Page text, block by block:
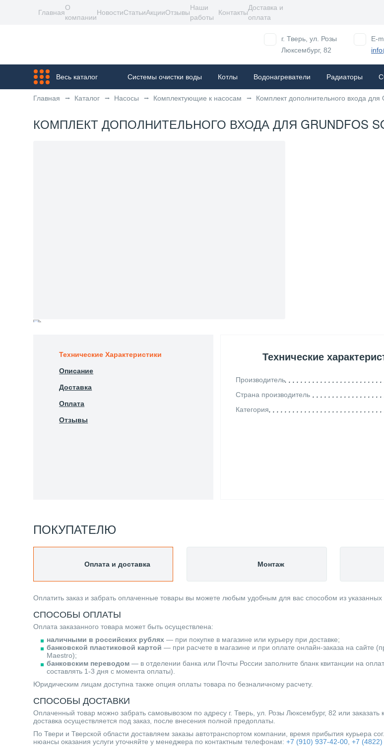
Главная
О
компании
НовостиСтатьиАкцииОтзывы
Наши
работы
Контакты
Доставка и
оплата
г. Тверь, ул. Розы
Люксембург, 82
E-
Весь каталог Системы очистки воды Котлы Водонагреватели Радиаторы
Главная Каталог Насосы Комплектующие к насосам Комплект дополнительного входа
КОМПЛЕКТ ДОПОЛНИТЕЛЬНОГО ВХОДА ДЛЯ GRUNDFOS
Технические Характеристики Технические
Производитель
Страна производитель
Категория
Описание
Доставка
Оплата
Отзывы
ПОКУПАТЕЛЮ
Оплата и доставка
Оплатить заказ и забрать оплаченные товары вы можете любым удобным для вас способом из указанных
СПОСОБЫ ОПЛАТЫ
Оплата заказанного товара может быть осуществлена:
наличными в российских рублях — при покупке в магазине или курьеру при доставке;
банковской пластиковой картой — при расчете в магазине и при оплате онлайн-заказа на сайте
Maestro);
банковским переводом — в отделении банка или Почты России заполните бланк квитанции на
составлять 1-3 дня с момента оплаты).
Юридическим лицам доступна также опция оплаты товара по безналичному расчету.
СПОСОБЫ ДОСТАВКИ
Оплаченный товар можно забрать самовывозом по адресу г. Тверь, ул. Розы Люксембург, 82 или
доставка осуществляется под заказ, после внесения полной предоплаты.
По Твери и Тверской области доставляем заказы автотранспортом компании, время прибытия курьера
нюансы оказания услуги уточняйте у менеджера по контактным телефонам:+7 (910) 937-42-00 ,+7
Монтаж